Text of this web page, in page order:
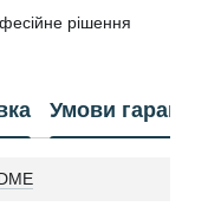
рішення
Умови гарантії